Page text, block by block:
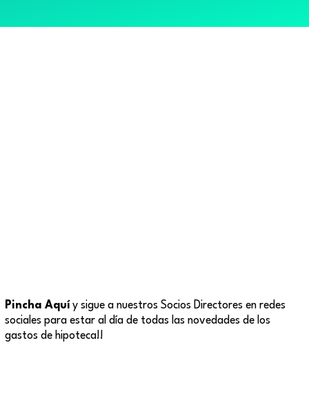
Pincha Aquíy sigue a nuestros Socios Directores en redes
sociales para estar al día de todas las novedades de los
gastos de hipoteca!!